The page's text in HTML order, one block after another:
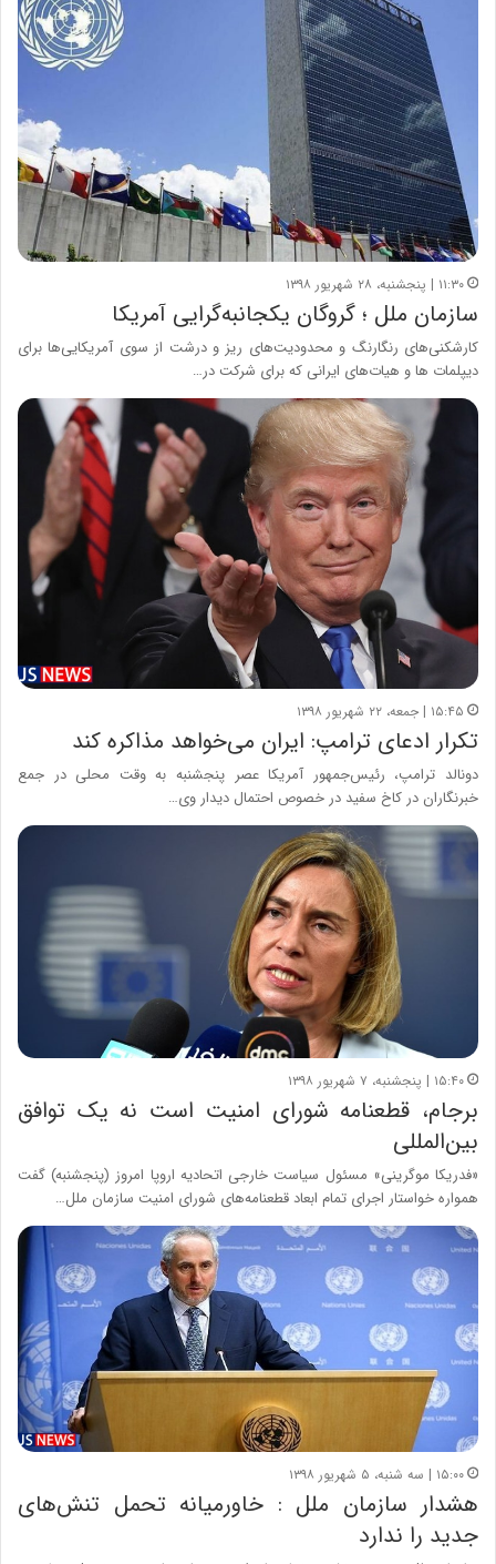
۱۱:۳۰ | پنجشنبه، ۲۸ شهریور ۱۳۹۸
سازمان ملل ؛ گروگان یکجانبه‌گرایی آمریکا
کارشکنی‌های رنگارنگ و محدودیت‌های ریز و درشت از سوی آمریکایی‌ها برای
دیپلمات‌ ها و هیات‌های ایرانی که برای شرکت در…
۱۵:۴۵ | جمعه، ۲۲ شهریور ۱۳۹۸
تکرار ادعای ترامپ: ایران می‌خواهد مذاکره کند
دونالد ترامپ، رئیس‌جمهور آمریکا عصر پنجشنبه به وقت محلی در جمع
خبرنگاران در کاخ سفید در خصوص احتمال دیدار وی…
۱۵:۴۰ | پنجشنبه، ۷ شهریور ۱۳۹۸
برجام، قطعنامه شورای امنیت است نه یک توافق
بین‌المللی
«فدریکا موگرینی» مسئول سیاست خارجی اتحادیه اروپا امروز (پنجشنبه) گفت
همواره خواستار اجرای تمام ابعاد قطعنامه‌های شورای امنیت سازمان ملل…
۱۵:۰۰ | سه شنبه، ۵ شهریور ۱۳۹۸
هشدار سازمان ملل : خاورمیانه تحمل تنش‌های
جدید را ندارد